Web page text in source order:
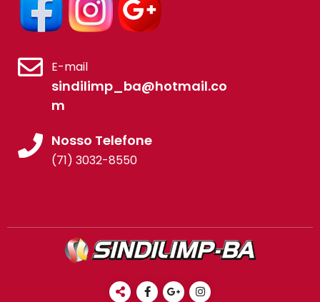
E-mail
sindilimp_ba@hotmail.co
m
Nosso Telefone
(71) 3032-8550